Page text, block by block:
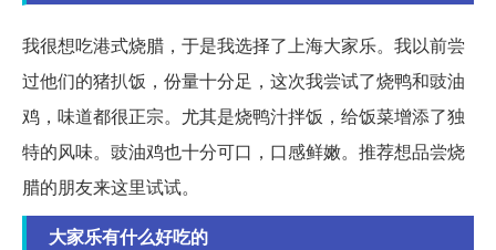
我很想吃港式烧腊，于是我选择了上海大家乐。我以前尝
过他们的猪扒饭，份量十分足，这次我尝试了烧鸭和豉油
鸡，味道都很正宗。尤其是烧鸭汁拌饭，给饭菜增添了独
特的风味。豉油鸡也十分可口，口感鲜嫩。推荐想品尝烧
腊的朋友来这里试试。
大家乐有什么好吃的